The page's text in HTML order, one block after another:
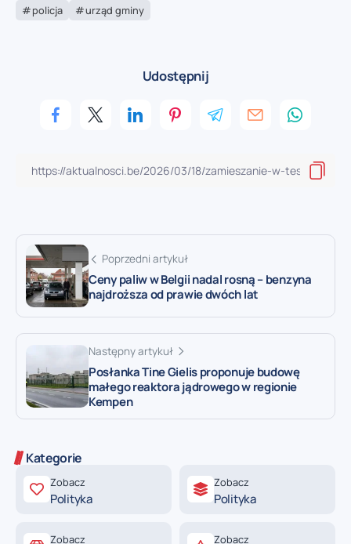
policja
urząd gminy
Udostępnij
Poprzedni artykuł
Ceny paliw w Belgii nadal rosną – benzyna
najdroższa od prawie dwóch lat
Następny artykuł
Posłanka Tine Gielis proponuje budowę
małego reaktora jądrowego w regionie
Kempen
Kategorie
Zobacz
Polityka
Zobacz
Polityka
Zobacz Zobacz